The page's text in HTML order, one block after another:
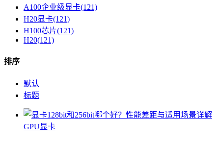
A100企业级显卡(121)
H20显卡(121)
H100芯片(121)
H20(121)
排序
默认
标题
GPU显卡